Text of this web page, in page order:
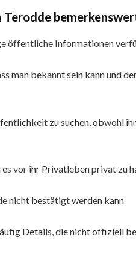
Terodde
öffentliche Informationen
man bekannt sein kann und
zu suchen, obwohl
vor ihr Privatleben privat zu
nicht bestätigt werden kann
Details, die nicht offiziell